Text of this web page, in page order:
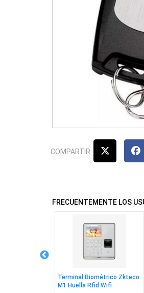
COMPARTIR:
FRECUENTEMENTE LOS
Terminal Biométrico Zkteco
M1 Huella Rfid Wifi